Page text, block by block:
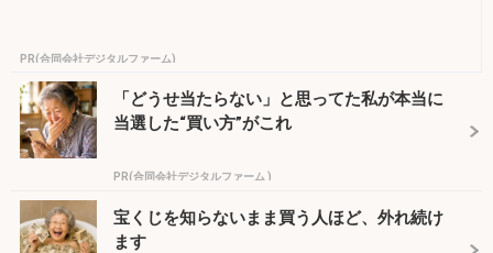
PR(合同会社デジタルファーム)
「どうせ当たらない」と思ってた私が本当に
当選した“買い方”がこれ
PR(合同会社デジタルファーム )
宝くじを知らないまま買う人ほど、外れ続け
ます